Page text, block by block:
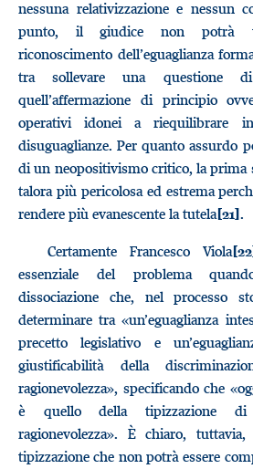
nessuna relativizzazione e nessun
punto, il giudice non potrà
riconoscimento dell’eguaglianza
tra sollevare una questione
quell’affermazione di principio
operativi idonei a
disuguaglianze. Per quanto assurdo
di un neopositivismo critico, la prima
talora più pericolosa ed estrema
rendere più evanescente la tutela[21].
Certamente Francesco Viola
essenziale del problema
dissociazione che, nel processo
determinare tra «un’eguaglianza
precetto legislativo e
giustificabilità della
ragionevolezza», specificando che
è quello della tipizzazione
ragionevolezza». È chiaro,
tipizzazione che non potrà essere